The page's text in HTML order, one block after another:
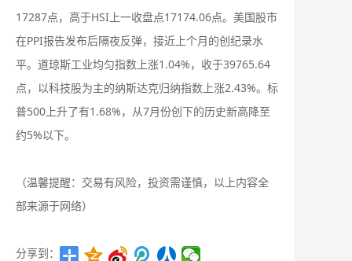
17287点，高于HSI上一收盘点17174.06点。美国股市
在PPI报告发布后隔夜反弹，接近上个月的创纪录水
平。道琼斯工业均匀指数上涨1.04%，收于39765.64
点，以科技股为主的纳斯达克归纳指数上涨2.43%。标
普500上升了有1.68%，从7月份创下的历史新高降至
约5%以下。
（温馨提醒：交易有风险，投资需谨慎，以上内容全
部来源于网络）
分享到：